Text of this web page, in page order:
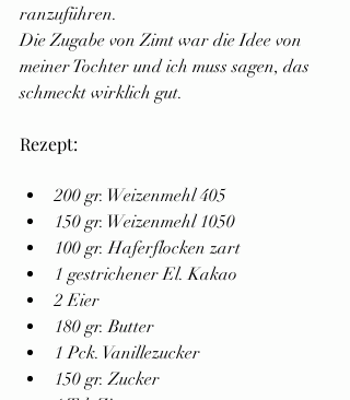
ranzuführen.
Die Zugabe von Zimt war die Idee von
meiner Tochter und ich muss sagen, das
schmeckt wirklich gut.
Rezept:
200 gr. Weizenmehl 405
150 gr. Weizenmehl 1050
100 gr. Haferflocken zart
1 gestrichener El. Kakao
2 Eier
180 gr. Butter
1 Pck. Vanillezucker
150 gr. Zucker